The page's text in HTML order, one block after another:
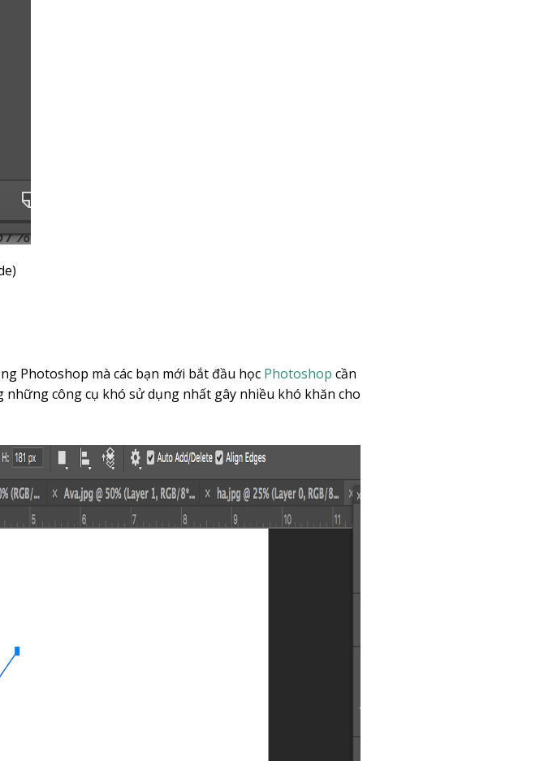
Photoshop mà các bạn mới bắt đầu học Photoshop cần
công cụ khó sử dụng nhất gây nhiều khó khăn cho